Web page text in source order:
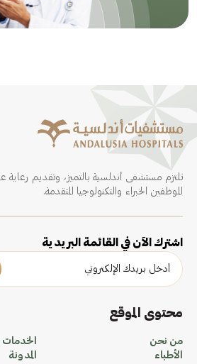
تلتزم مستشفى أندلسية بالتميز، وتقديم رعاية
الموظفين الخبراء والتكنولوجيا المتقدمة.
اشترك الآن في القائمة البريدية
محتوى الموقع
من نحن
الأطباء
الخدمات
المدونة